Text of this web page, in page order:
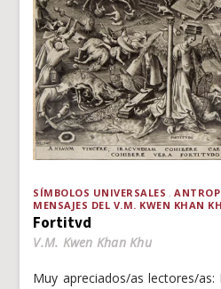
SÍMBOLOS UNIVERSALES
MENSAJES DEL V.M. KWEN KHAN
Fortitvd
V.M. Kwen Khan Khu
Muy apreciados/as lectores/